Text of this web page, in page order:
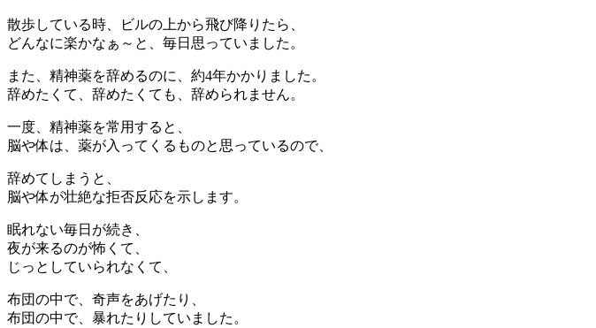
散歩している時、ビルの上から飛び降りたら、
どんなに楽かなぁ～と、毎日思っていました。
また、精神薬を辞めるのに、約4年かかりました。
辞めたくて、辞めたくても、辞められません。
一度、精神薬を常用すると、
脳や体は、薬が入ってくるものと思っているので、
辞めてしまうと、
脳や体が壮絶な拒否反応を示します。
眠れない毎日が続き、
夜が来るのが怖くて、
じっとしていられなくて、
布団の中で、奇声をあげたり、
布団の中で、暴れたりしていました。